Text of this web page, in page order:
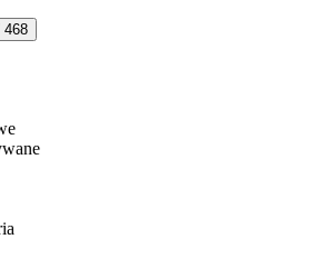
468